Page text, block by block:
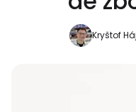
Kryštof